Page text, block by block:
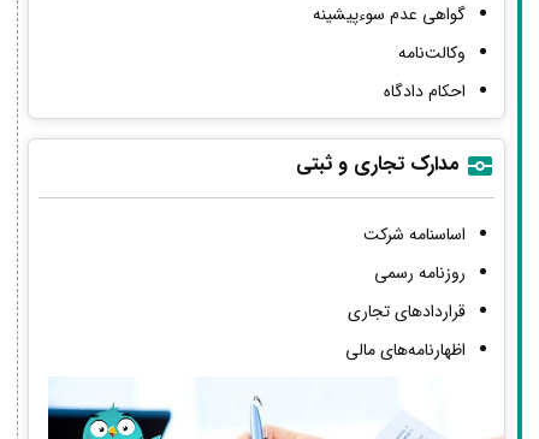
گواهی عدم سوءپیشینه
وکالت‌نامه
احکام دادگاه
مدارک تجاری و ثبتی
اساسنامه شرکت
روزنامه رسمی
قراردادهای تجاری
اظهارنامه‌های مالی